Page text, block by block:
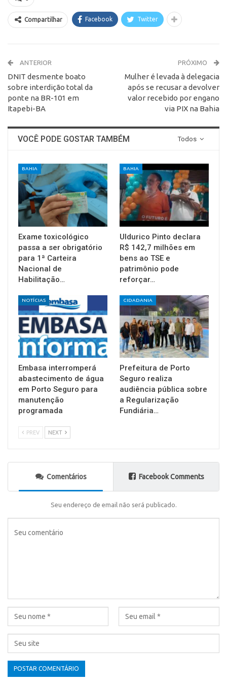
Compartilhar Facebook Twitter
ANTERIOR
DNIT desmente boato
sobre interdição total da
ponte na BR-101 em
Itapebi-BA
PRÓXIMO
Mulher é levada à delegacia
após se recusar a devolver
valor recebido por engano
via PIX na Bahia
Todos
VOCÊ PODE GOSTAR TAMBÉM
BAHIA
Exame toxicológico
passa a ser obrigatório
para 1ª Carteira
Nacional de
Habilitação…
BAHIA
Uldurico Pinto declara
R$ 142,7 milhões em
bens ao TSE e
patrimônio pode
reforçar…
NOTÍCIAS
Embasa interromperá
abastecimento de água
em Porto Seguro para
manutenção
programada
CIDADANIA
Prefeitura de Porto
Seguro realiza
audiência pública sobre
a Regularização
Fundiária…
PREV NEXT
Comentários Facebook Comments
Seu endereço de email não será publicado.